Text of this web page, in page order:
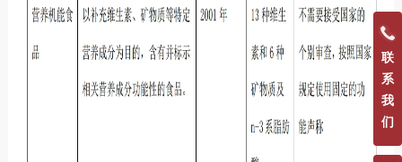
联
系
我
们